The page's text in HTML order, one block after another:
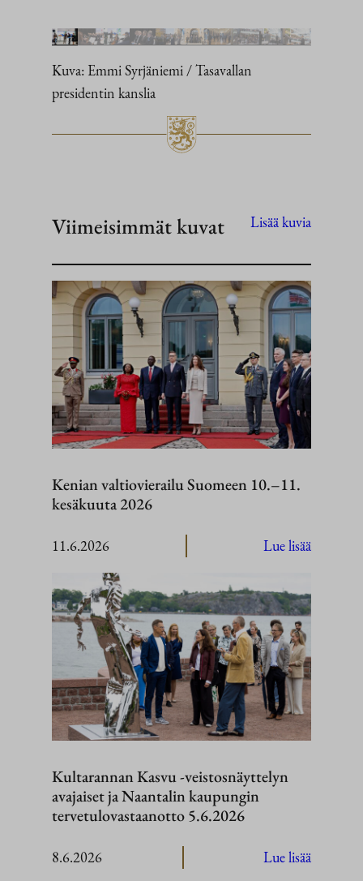
Kuva: Emmi Syrjäniemi / Tasavallan
presidentin kanslia
Viimeisimmät kuvat Lisää kuvia
Kenian valtiovierailu Suomeen 10.–11.
kesäkuuta 2026
11.6.2026 Lue lisää
Suomeen
11.
2026
Kultarannan Kasvu -veistosnäyttelyn
avajaiset ja Naantalin kaupungin
tervetulovastaanotto 5.6.2026
8.6.2026 Lue lisää